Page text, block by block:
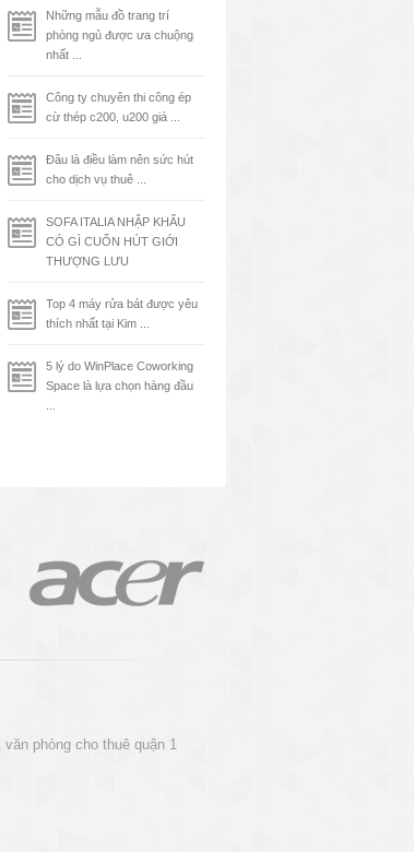
Những mẫu đồ trang trí
phòng ngủ được ưa chuộng
nhất ...
Công ty chuyên thi công ép
cừ thép c200, u200 giá ...
Đâu là điều làm nên sức hút
cho dịch vụ thuê ...
SOFA ITALIA NHẬP KHẨU
CÓ GÌ CUỐN HÚT GIỚI
THƯỢNG LƯU
Top 4 máy rửa bát được yêu
thích nhất tại Kim ...
5 lý do WinPlace Coworking
Space là lựa chọn hàng đầu
văn phòng cho thuê quận 1